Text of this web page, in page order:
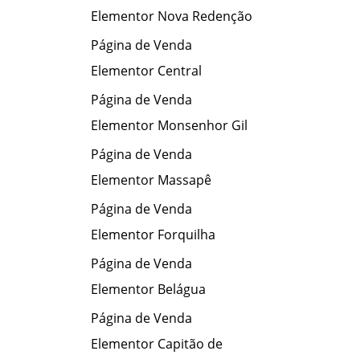
Elementor Nova Redenção
Página de Venda
Elementor Central
Página de Venda
Elementor Monsenhor Gil
Página de Venda
Elementor Massapê
Página de Venda
Elementor Forquilha
Página de Venda
Elementor Belágua
Página de Venda
Elementor Capitão de